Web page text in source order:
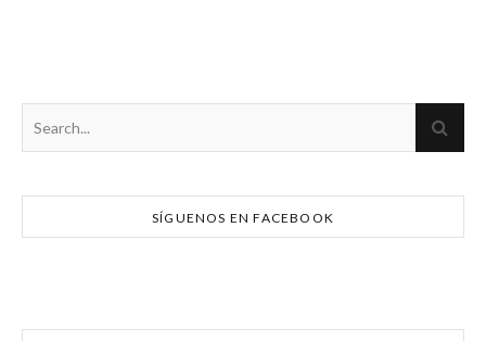
SÍGUENOS EN FACEBOOK